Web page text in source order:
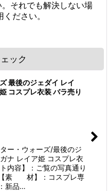
それでも解決しない場
ください。
ック
最後のジェダイ レイ
コスプレ衣装 バラ売り
ー・ウォーズ/最後のジ
ナ レイア姫 コスプレ衣
内容】：ご覧の写真通り
【素 材】：コスプレ専
新品…